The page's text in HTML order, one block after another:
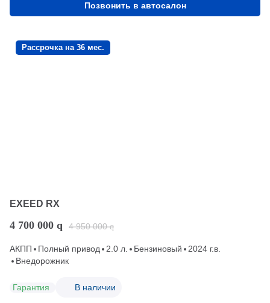
Позвонить в автосалон
Рассрочка на 36 мес.
EXEED RX
4 700 000 q 4 950 000 q
АКПП Полный привод 2.0 л. Бензиновый
2024 г.в.
Внедорожник
Гарантия В наличии